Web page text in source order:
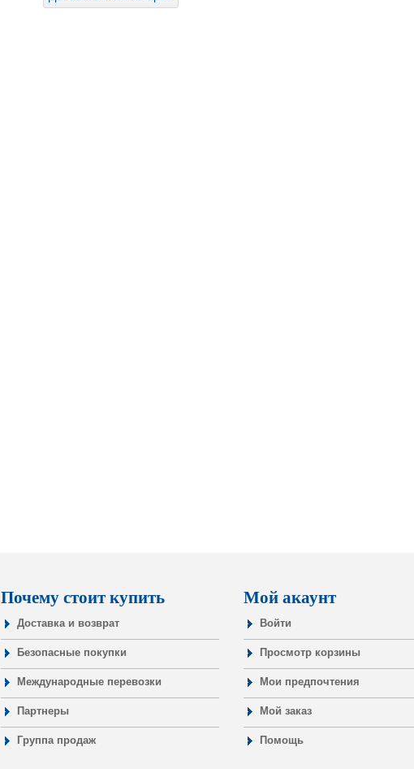
Почему стоит купить
Доставка и возврат
Безопасные покупки
Международные перевозки
Партнеры
Группа продаж
Мой акаунт
Войти
Просмотр корзины
Мои предпочтения
Мой заказ
Помощь